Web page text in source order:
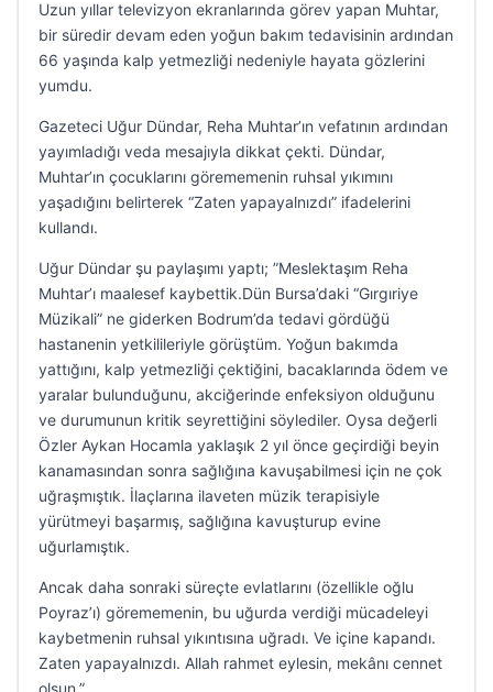
Uzun yıllar televizyon ekranlarında görev yapan Muhtar,
bir süredir devam eden yoğun bakım tedavisinin ardından
66 yaşında kalp yetmezliği nedeniyle hayata gözlerini
yumdu.
Gazeteci Uğur Dündar, Reha Muhtar’ın vefatının ardından
yayımladığı veda mesajıyla dikkat çekti. Dündar,
Muhtar’ın çocuklarını görememenin ruhsal yıkımını
yaşadığını belirterek “Zaten yapayalnızdı” ifadelerini
kullandı.
Uğur Dündar şu paylaşımı yaptı; ”Meslektaşım Reha
Muhtar’ı maalesef kaybettik.Dün Bursa’daki “Gırgıriye
Müzikali” ne giderken Bodrum’da tedavi gördüğü
hastanenin yetkilileriyle görüştüm. Yoğun bakımda
yattığını, kalp yetmezliği çektiğini, bacaklarında ödem ve
yaralar bulunduğunu, akciğerinde enfeksiyon olduğunu
ve durumunun kritik seyrettiğini söylediler. Oysa değerli
Özler Aykan Hocamla yaklaşık 2 yıl önce geçirdiği beyin
kanamasından sonra sağlığına kavuşabilmesi için ne çok
uğraşmıştık. İlaçlarına ilaveten müzik terapisiyle
yürütmeyi başarmış, sağlığına kavuşturup evine
uğurlamıştık.
Ancak daha sonraki süreçte evlatlarını (özellikle oğlu
Poyraz’ı) görememenin, bu uğurda verdiği mücadeleyi
kaybetmenin ruhsal yıkıntısına uğradı. Ve içine kapandı.
Zaten yapayalnızdı. Allah rahmet eylesin, mekânı cennet
olsun.”